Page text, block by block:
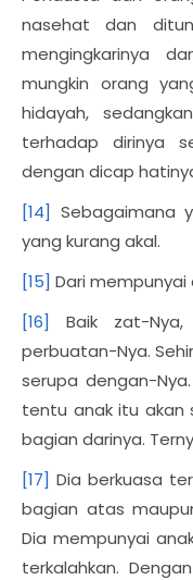
nasehat dan
mengingkarinya
mungkin orang
hidayah,
terhadap dirinya
dengan dicap
[14] Sebagaimana
yang kurang akal.
[15] Dari mempunyai
[16]
Baik zat-Nya,
perbuatan-Nya.
serupa dengan-
tentu anak itu akan
bagian darinya.
[17] Dia berkuasa
bagian atas
Dia mempunyai
terkalahkan.